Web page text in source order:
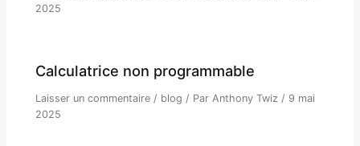
2025
Calculatrice non programmable
Laisser un commentaire / blog / ParAnthony Twiz/ 9 mai
2025